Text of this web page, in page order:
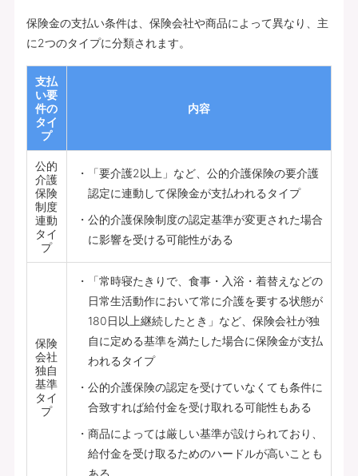
保険金の支払い条件は、保険会社や商品によって異なり、主
に2つのタイプに分類されます。
支払
い要
件の
タイ
プ
内容
公的
介護
保険
制度
連動
タイ
プ
「要介護2以上」など、公的介護保険の要介護
認定に連動して保険金が支払われるタイプ
公的介護保険制度の認定基準が変更された場合
に影響を受ける可能性がある
保険
会社
独自
基準
タイ
プ
「常時寝たきりで、食事・入浴・着替えなどの
日常生活動作において常に介護を要する状態が
180日以上継続したとき」など、保険会社が独
自に定める基準を満たした場合に保険金が支払
われるタイプ
公的介護保険の認定を受けていなくても条件に
合致すれば給付金を受け取れる可能性もある
商品によっては厳しい基準が設けられており、
給付金を受け取るためのハードルが高いことも
ある